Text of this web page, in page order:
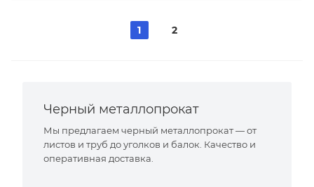
1 2
Черный металлопрокат
Мы предлагаем черный металлопрокат — от
листов и труб до уголков и балок. Качество и
оперативная доставка.